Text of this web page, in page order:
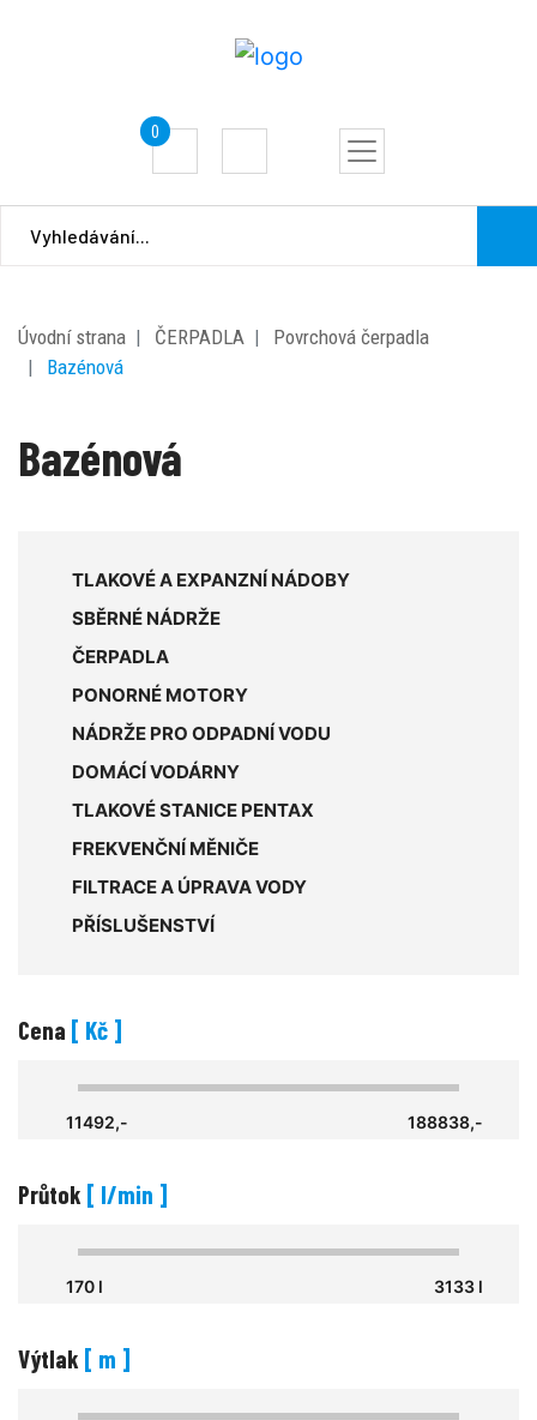
0
Úvodní strana ČERPADLA
Povrchová čerpadla
Bazénová
Bazénová
TLAKOVÉ A EXPANZNÍ NÁDOBY
SBĚRNÉ NÁDRŽE
ČERPADLA
PONORNÉ MOTORY
NÁDRŽE PRO ODPADNÍ VODU
DOMÁCÍ VODÁRNY
TLAKOVÉ STANICE PENTAX
FREKVENČNÍ MĚNIČE
FILTRACE A ÚPRAVA VODY
PŘÍSLUŠENSTVÍ
Cena [ Kč ]
11492,- 188838,-
Průtok [ l/min ]
170 l 3133 l
Výtlak [ m ]